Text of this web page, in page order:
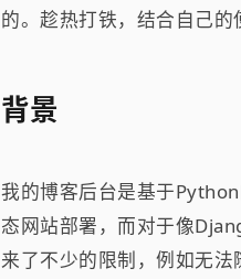
的。趁热打铁，结合自己
背景
我的博客后台是基于
态网站部署，而对于像
来了不少的限制，例如无